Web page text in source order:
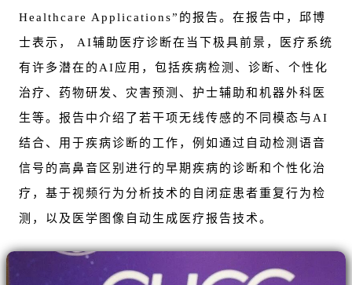
Healthcare Applications”的报告。在报告中，邱博
士表示， AI辅助医疗诊断在当下极具前景，医疗系统
有许多潜在的AI应用，包括疾病检测、诊断、个性化
治疗、药物研发、灾害预测、护士辅助和机器外科医
生等。报告中介绍了若干项无线传感的不同模态与AI
结合、用于疾病诊断的工作，例如通过自动检测语音
信号的高鼻音区别进行的早期疾病的诊断和个性化治
疗，基于视频行为分析技术的自闭症患者重复行为检
测，以及医学图像自动生成医疗报告技术。